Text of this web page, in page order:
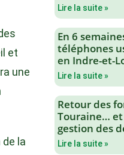
et
une
la
Lire la suite »
En 6
téléphones
en Indre-et-
Lire la suite »
Retour des
Touraine…
gestion des
Lire la suite »